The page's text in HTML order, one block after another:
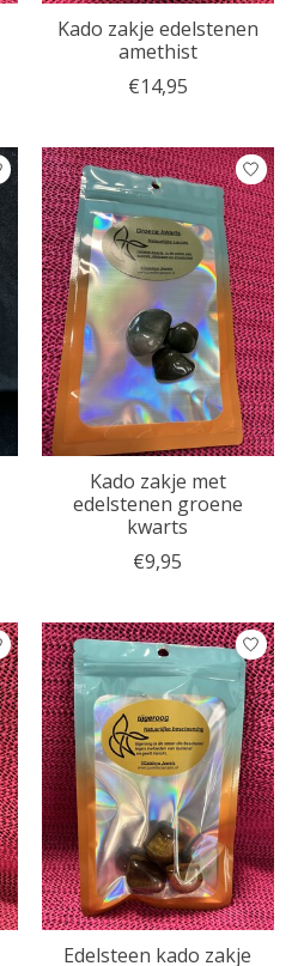
Kado zakje edelstenen
amethist
€14,95
Kado zakje met
edelstenen groene
kwarts
€9,95
Edelsteen kado zakje